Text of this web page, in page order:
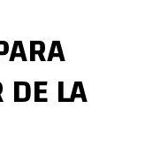
LA